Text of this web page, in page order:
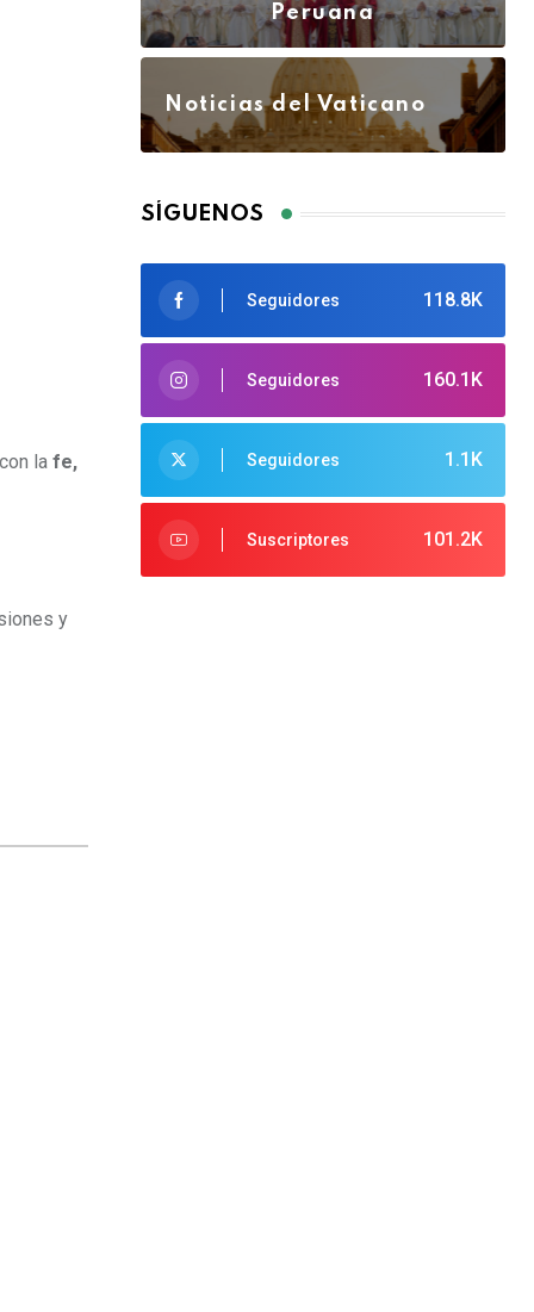
la fe,
y
Peruana
Noticias del Vaticano
SÍGUENOS
118.8K
Seguidores
160.1K
Seguidores
1.1K
Seguidores
101.2K
Suscriptores